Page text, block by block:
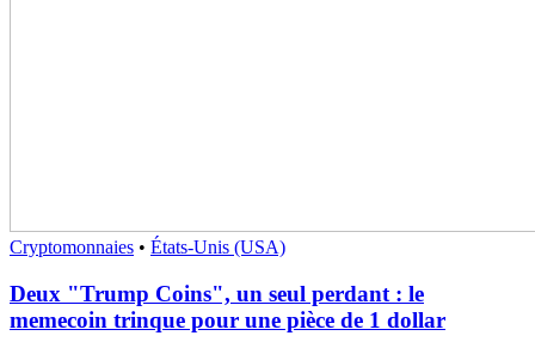
Cryptomonnaies • États-Unis (USA)
Deux "Trump Coins", un seul perdant : le
memecoin trinque pour une pièce de 1 dollar